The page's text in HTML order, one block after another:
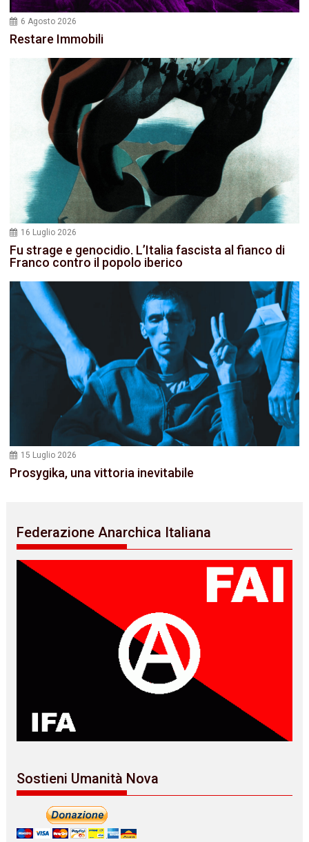
6 Agosto 2026
Restare Immobili
16 Luglio 2026
Fu strage e genocidio. L’Italia fascista al fianco di
Franco contro il popolo iberico
15 Luglio 2026
Prosygika, una vittoria inevitabile
Federazione Anarchica Italiana
Sostieni Umanità Nova